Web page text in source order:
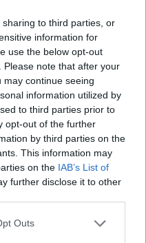
to third parties, or
information for
use the below opt-out
note that after your
continue seeing
information utilized by
to third parties prior to
opt-out of the further
by third parties on the
This information may
on the IAB’s List of
further disclose it to other
Outs
δύο
–
η λεία
κιλά!
2026
ΚΙΣΆΜΟΥ
ο δήμος
του